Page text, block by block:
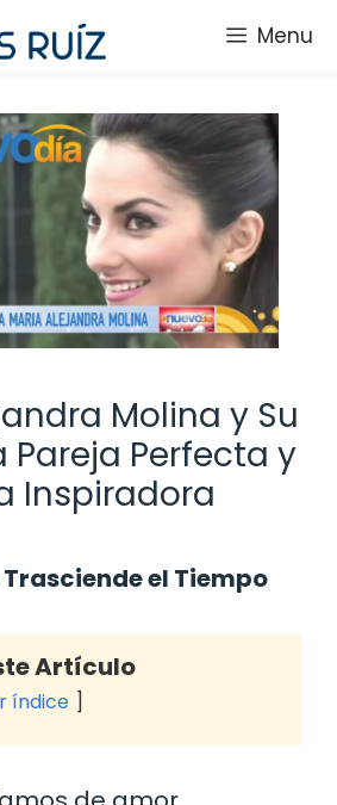
Menu
Molina y Su
Pareja Perfecta y
Inspiradora
Trasciende el Tiempo
Artículo
índice